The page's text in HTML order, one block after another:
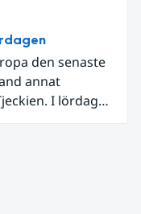
den senaste
annat
I lördags